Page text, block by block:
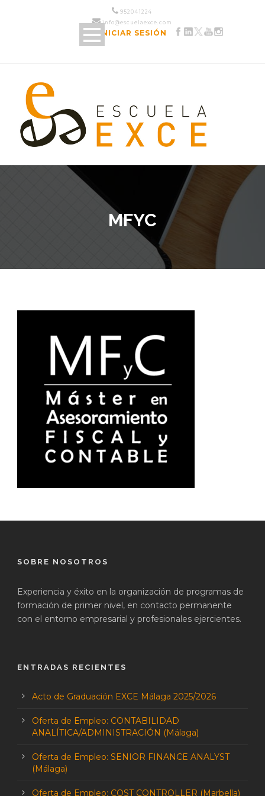
952 04 12 24
info@escuelaexce.com
INICIAR SESIÓN
MFYC
SOBRE NOSOTROS
Experiencia y éxito en la organización de programas de
formación de primer nivel, en contacto permanente
con el entorno empresarial y profesionales ejercientes.
ENTRADAS RECIENTES
Acto de Graduación EXCE Málaga 2025/2026
Oferta de Empleo: CONTABILIDAD
ANALÍTICA/ADMINISTRACIÓN (Málaga)
Oferta de Empleo: SENIOR FINANCE ANALYST
(Málaga)
Oferta de Empleo: COST CONTROLLER (Marbella)